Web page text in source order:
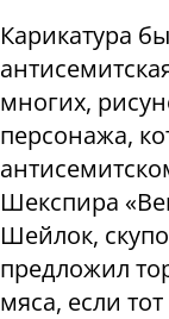
Карикатура
многих,
персонажа,
Шекспира
Шейлок,
предложил
мяса, если